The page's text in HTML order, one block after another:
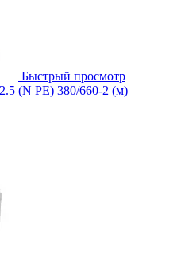
Быстрый просмотр
(N PE) 380/660-2 (м)